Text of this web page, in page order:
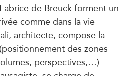
de Breuck forment un
comme dans la vie
architecte, compose la
des zones
perspectives,…)